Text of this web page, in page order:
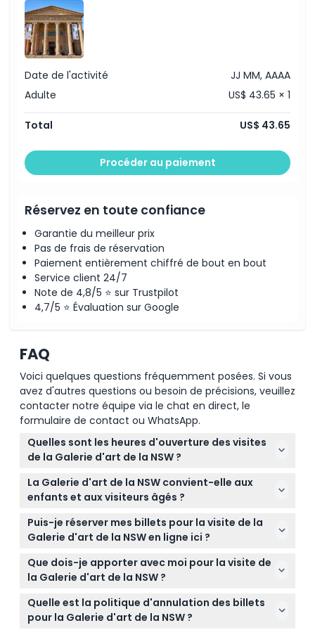
Exclus
Comment échanger
Politique d'annulation
Tour avec cordon à emporter
Privilèges de membre d'une journée, y compris : 10 %
de réduction au Café de la Galerie, au kiosque et à la
Boutique de la Galerie ainsi qu'accès au Salon des
Membres
Date de l'activité
JJ MM, AAAA
Adulte
US$ 43.65 × 1
Total US$ 43.65
Procéder au paiement
Réservez en toute confiance
Garantie du meilleur prix
Pas de frais de réservation
Paiement entièrement chiffré de bout en bout
Service client 24/7
Note de 4,8/5 ⭐ sur Trustpilot
4,7/5 ⭐ Évaluation sur Google
FAQ
Voici quelques questions fréquemment posées. Si vous
avez d'autres questions ou besoin de précisions, veuillez
contacter notre équipe via le chat en direct, le
formulaire de contact ou WhatsApp.
Quelles sont les heures d'ouverture des visites
de la Galerie d'art de la NSW ?
La Galerie d'art de la NSW est ouverte tous les jours
de 10 h à 17 h, avec des horaires prolongés jusqu'à 21
h le mercredi pour les événements « Art After Hours
». Elle est fermée le Vendredi saint et le jour de Noël
(sous réserve de modifications — veuillez confirmer
La Galerie d'art de la NSW convient-elle aux
enfants et aux visiteurs âgés ?
La galerie accueille les adultes et les enfants âgés
de 6 ans et plus, mais elle n'est pas recommandée
pour les tout-petits très jeunes ni pour les femmes
enceintes en raison de la nature des expositions et
de la marche impliquée.
Puis-je réserver mes billets pour la visite de la
Galerie d'art de la NSW en ligne ici ?
Oui, vous pouvez facilement réserver vos billets
pour les expositions spéciales et les visites guidées
sélectionner la date et l'heure préférées lors de la
réservation.
Que dois-je apporter avec moi pour la visite de
la Galerie d'art de la NSW ?
Apportez des chaussures confortables pour
marcher et une pièce d'identité si vous avez besoin
Quelle est la politique d'annulation des billets
pour la Galerie d'art de la NSW ?